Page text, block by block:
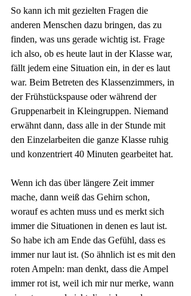
So kann ich mit gezielten Fragen die
anderen Menschen dazu bringen, das zu
finden, was uns gerade wichtig ist. Frage
ich also, ob es heute laut in der Klasse war,
fällt jedem eine Situation ein, in der es laut
war. Beim Betreten des Klassenzimmers, in
der Frühstückspause oder während der
Gruppenarbeit in Kleingruppen. Niemand
erwähnt dann, dass alle in der Stunde mit
den Einzelarbeiten die ganze Klasse ruhig
und konzentriert 40 Minuten gearbeitet hat.
Wenn ich das über längere Zeit immer
mache, dann weiß das Gehirn schon,
worauf es achten muss und es merkt sich
immer die Situationen in denen es laut ist.
So habe ich am Ende das Gefühl, dass es
immer nur laut ist. (So ähnlich ist es mit den
roten Ampeln: man denkt, dass die Ampel
immer rot ist, weil ich mir nur merke, wann